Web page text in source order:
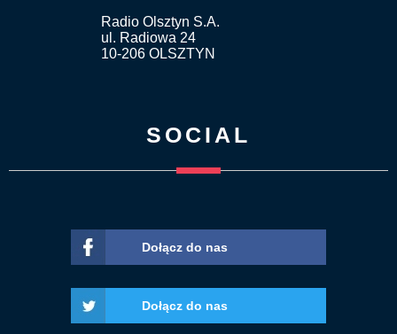
Radio Olsztyn S.A.
ul. Radiowa 24
10-206 OLSZTYN
SOCIAL
Dołącz do nas
Dołącz do nas